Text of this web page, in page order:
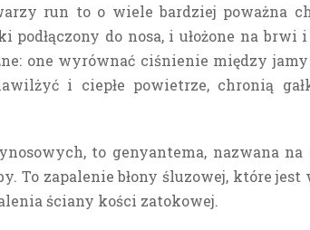
run to o wiele bardziej poważna
podłączony do nosa, i ułożone na
one wyrównać ciśnienie między
i ciepłe powietrze, chronią
to genyantema, nazwana
To zapalenie błony śluzowej, które
ściany kości zatokowej.